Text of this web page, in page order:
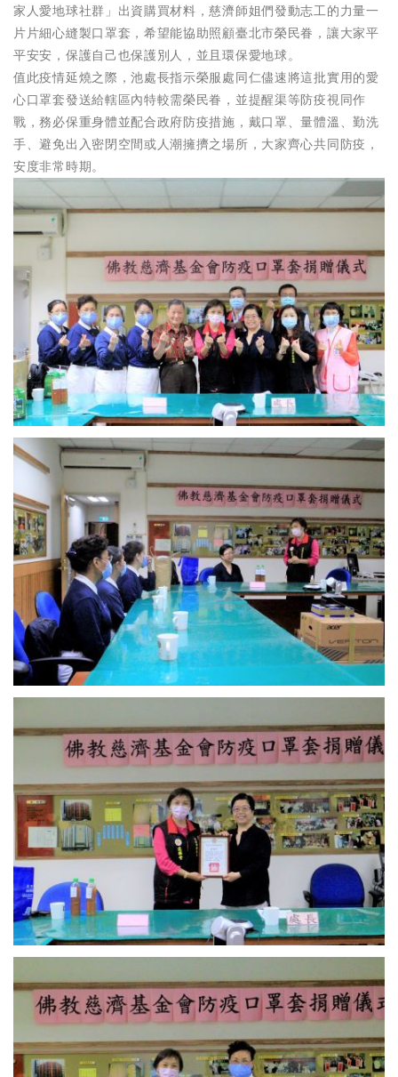
家人愛地球社群」出資購買材料，慈濟師姐們發動志工的力量一
片片細心縫製口罩套，希望能協助照顧臺北市榮民眷，讓大家平
平安安，保護自己也保護別人，並且環保愛地球。
值此疫情延燒之際，池處長指示榮服處同仁儘速將這批實用的愛
心口罩套發送給轄區內特較需榮民眷，並提醒渠等防疫視同作
戰，務必保重身體並配合政府防疫措施，戴口罩、量體溫、勤洗
手、避免出入密閉空間或人潮擁擠之場所，大家齊心共同防疫，
安度非常時期。